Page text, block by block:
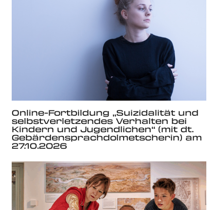
Online-Fortbildung „Suizidalität und
selbstverletzendes Verhalten bei
Kindern und Jugendlichen“ (mit dt.
Gebärdensprachdolmetscherin) am
27.10.2026